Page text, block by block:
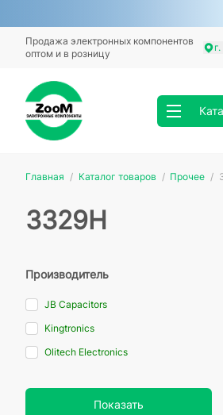
Продажа электронных компонентов
оптом и в розницу
Главная Каталог товаров Прочее
3329H
Производитель
JB Capacitors
Kingtronics
Olitech Electronics
Показать